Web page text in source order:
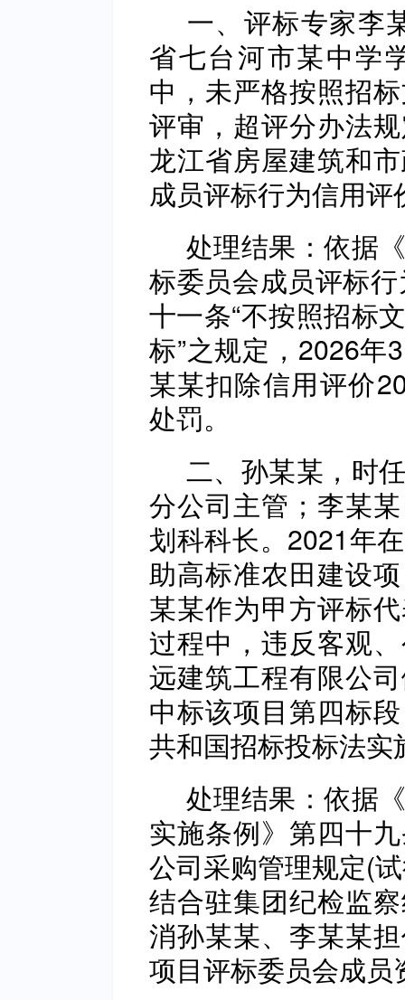
一、评标专家李
省七台河市某中学
中，未严格按照招
评审，超评分办法
龙江省房屋建筑和
成员评标行为信用
处理结果：依据
标委员会成员评标
十一条“不按照招标
标”之规定，2026年
某某扣除信用评价
处罚。
二、孙某某，时
分公司主管；李某
划科科长。2021年
助高标准农田建设
某某作为甲方评标
过程中，违反客观
远建筑工程有限公
中标该项目第四标
共和国招标投标法
处理结果：依据
实施条例》第四十
公司采购管理规定(
结合驻集团纪检监
消孙某某、李某某
项目评标委员会成员